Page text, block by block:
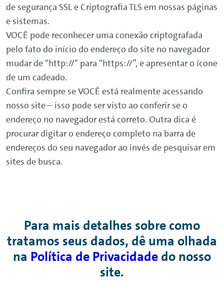
de segurança SSL e Criptografia TLS em nossas páginas
e sistemas.
VOCÊ pode reconhecer uma conexão criptografada
pelo fato do início do endereço do site no navegador
mudar de "http://" para "https://”, e apresentar o ícone
de um cadeado.
Confira sempre se VOCÊ está realmente acessando
nosso site – isso pode ser visto ao conferir se o
endereço no navegador está correto. Outra dica é
procurar digitar o endereço completo na barra de
endereços do seu navegador ao invés de pesquisar em
sites de busca.
Para mais detalhes sobre como
tratamos seus dados, dê uma olhada
na Política de Privacidade do nosso
site.